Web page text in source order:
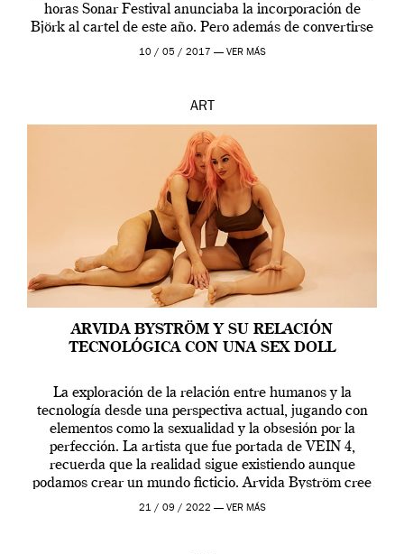
horas Sonar Festival anunciaba la incorporación de
Björk al cartel de este año. Pero además de convertirse
en una de las actuaciones más relevantes […]
10 / 05 / 2017 — VER MÁS
ART
ARVIDA BYSTRÖM Y SU RELACIÓN
TECNOLÓGICA CON UNA SEX DOLL
La exploración de la relación entre humanos y la
tecnología desde una perspectiva actual, jugando con
elementos como la sexualidad y la obsesión por la
perfección. La artista que fue portada de VEIN 4,
recuerda que la realidad sigue existiendo aunque
podamos crear un mundo ficticio. Arvida Byström cree
que los humanos tienen un complejo […]
21 / 09 / 2022 — VER MÁS